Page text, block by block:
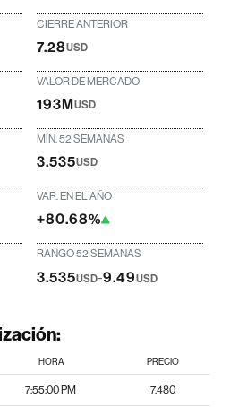
CIERRE ANTERIOR
7.28USD
VALOR DE MERCADO
193MUSD
MÍN. 52 SEMANAS
3.535USD
VAR. EN EL AÑO
+80.68%
RANGO 52 SEMANAS
3.535USD-9.49USD
HORA PRECIO
7:55:00 PM 7.480